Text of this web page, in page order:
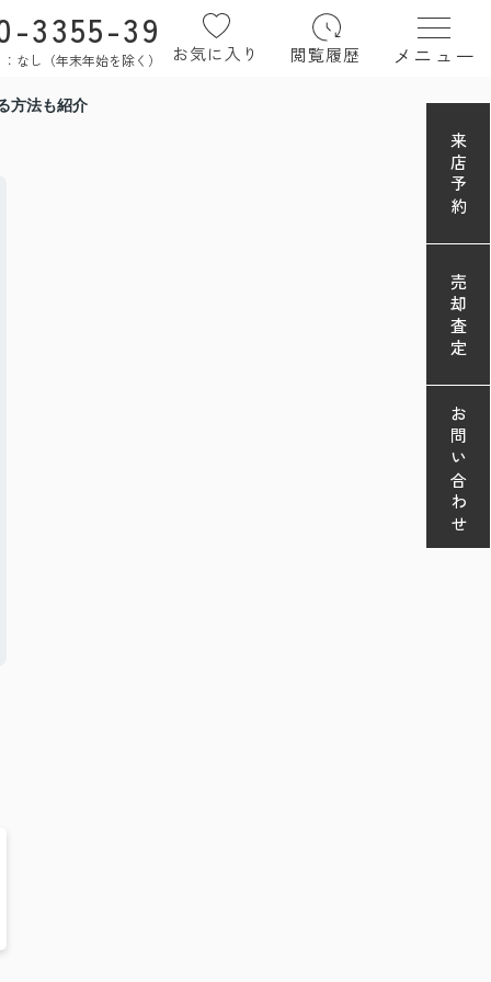
3355-39
なし（年末年始を除く） お気に入り 閲覧履歴 メニュー
方法も紹介
来店予約
売却査定
お問い合わせ